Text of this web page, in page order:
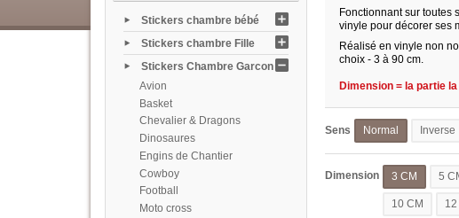
Stickers chambre bébé
Stickers chambre Fille
Stickers Chambre Garcon
Avion
Basket
Chevalier & Dragons
Dinosaures
Engins de Chantier
Cowboy
Football
Moto cross
Fonctionnant sur toutes
vinyle pour décorer ses
Réalisé en vinyle non
choix - 3 à 90 cm.
Dimension = la partie
Sens Normal Inverse
Dimension 3 CM 5
10 CM 12